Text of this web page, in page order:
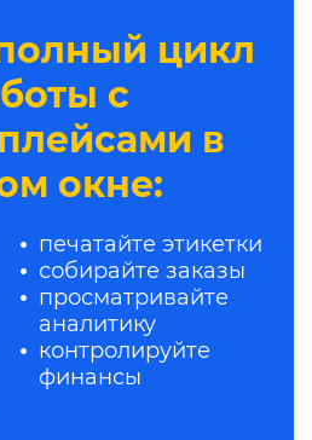
цикл
с
в
окне:
печатайте этикетки
собирайте заказы
просматривайте
аналитику
контролируйте
финансы